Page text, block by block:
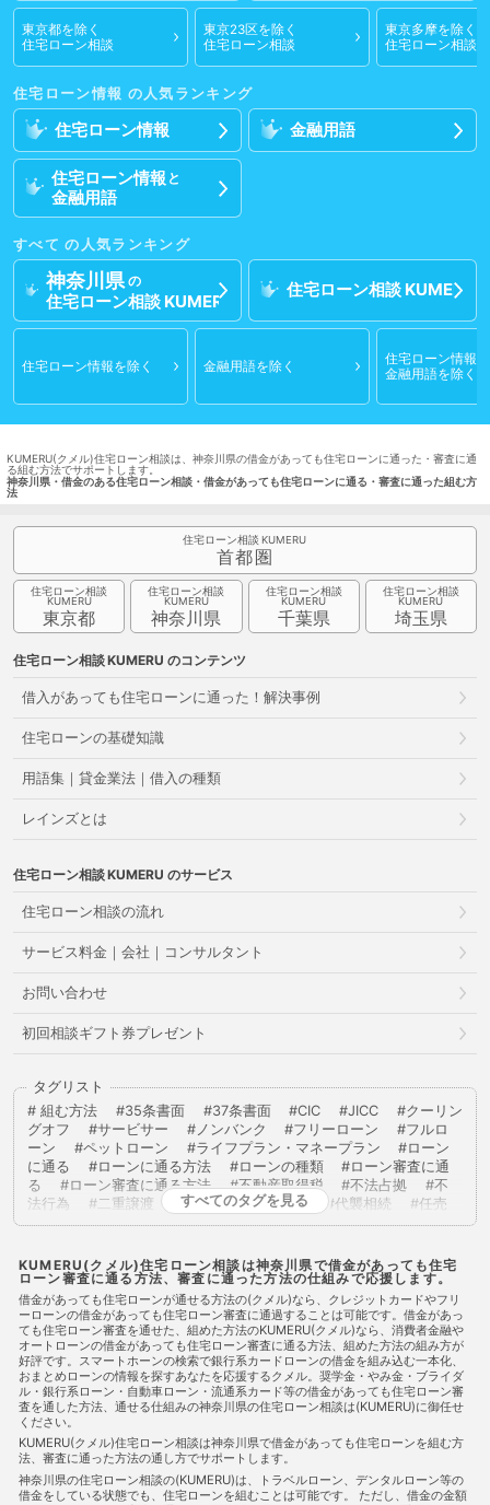
KUMERU(クメル)住宅ローン相談は、神奈川県の借金があっても住宅ローンに通った・審査に通
る組む方法でサポートします。
神奈川県・借金のある住宅ローン相談・借金があっても住宅ローンに通る・審査に通った組む方
法
東京都を除く
住宅ローン相談
東京23区を除く
住宅ローン相談
東京多摩を除く
住宅ローン相談
住宅ローン情報
住宅ローン情報 金融用語
住宅ローン情報 と
金融用語
すべて
神奈川県 の
住宅ローン相談
住宅ローン相談
住宅ローン情報を除く 金融用語を除く 住宅ローン情報
金融用語を除く
住宅ローン相談
首都圏
住宅ローン相談
東京都
住宅ローン相談
神奈川県
住宅ローン相談
千葉県
住宅ローン相談
埼玉県
住宅ローン相談 のコンテンツ
借入があっても住宅ローンに通った！解決事例
住宅ローンの基礎知識
用語集｜貸金業法｜借入の種類
レインズとは
住宅ローン相談 のサービス
住宅ローン相談の流れ
サービス料金｜会社｜コンサルタント
お問い合わせ
初回相談ギフト券プレゼント
タグリスト
組む方法
35条書面 37条書面 CIC JICC
クーリン
グオフ
サービサー ノンバンク フリーローン
フルロ
ーン
ペットローン ライフプラン・マネープラン
ローン
に通る
ローンに通る方法 ローンの種類
ローン審査に通
る
ローン審査に通る方法 不動産取得税 不法占拠
不
法行為
二重譲渡 代物弁済 代理人 代襲相続
任売
任意売却
任意整理 低層住居専用地域 住宅ローン
住
住宅ローン商品
住宅ローン審査
住宅ローン審査に通る
住宅ローン審査に通る方法
住宅ローン相談 住宅購入
使
用者責任
使用貸借 保佐人 個人信用情報
個人民事再
生
借地借家法 借地権 借金
借金あってもローンに通
った
借金あってもローンに通った
借金あってもローンに通
る
借金あってもローンに通る方法
借金あってもローン審査
に通る
借金あってもローン審査に通る方法
借金あっても住
宅ローンに通る
借金あっても住宅ローンに通る方法
借金あ
っても住宅ローン審査に通る
借金あっても住宅ローン審査に通
る
借金あっても住宅ローン審査に通る方法
査に通る
借金あっても審査に通る方法
借金あっても通る
借金あっても通る
借金あっても通る方法
ーンに通る
借金があってもローンに通る方法
借金があって
もローン審査に通る
借金があってもローン審査に通る方法
すべてのタグを見る
KUMERU(クメル)住宅ローン相談は神奈川県で借金があっても住宅
ローン審査に通る方法、審査に通った方法の仕組みで応援します。
借金があっても住宅ローンが通せる方法の(クメル)なら、クレジットカードやフリ
ーローンの借金があっても住宅ローン審査に通過することは可能です。借金があっ
ても住宅ローン審査を通せた、組めた方法のKUMERU(クメル)なら、消費者金融や
オートローンの借金があっても住宅ローン審査に通る方法、組めた方法の組み方が
好評です。スマートホーンの検索で銀行系カードローンの借金を組み込む一本化、
おまとめローンの情報を探すあなたを応援するクメル。奨学金・やみ金・ブライダ
ル・銀行系ローン・自動車ローン・流通系カード等の借金があっても住宅ローン審
査を通した方法、通せる仕組みの神奈川県の住宅ローン相談は(KUMERU)に御任せ
ください。
KUMERU(クメル)住宅ローン相談は神奈川県で借金があっても住宅ローンを組む方
法、審査に通った方法の通し方でサポートします。
神奈川県の住宅ローン相談の(KUMERU)は、トラベルローン、デンタルローン等の
借金をしている状態でも、住宅ローンを組むことは可能です。 ただし、借金の金額